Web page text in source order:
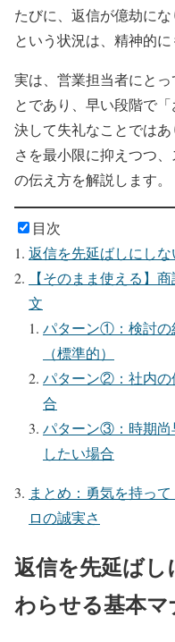
たびに、返信が億劫に
という状況は、精神的に
実は、営業担当者にと
とであり、早い段階で
決して失礼なことでは
さを最小限に抑えつつ
の伝え方を解説します。
目次
返信を先延ばしにし
【そのまま使える】
文
パターン①：検討の
（標準的）
パターン②：社内の
合
パターン③：時期尚
したい場合
まとめ：勇気を持っ
ロの誠実さ
返信を先延ば
わらせる基本マ